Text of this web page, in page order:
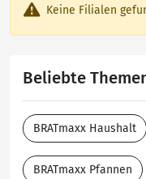
Keine Filialen
Beliebte
BRATmaxx Haushalt
BRATmaxx Pfannen